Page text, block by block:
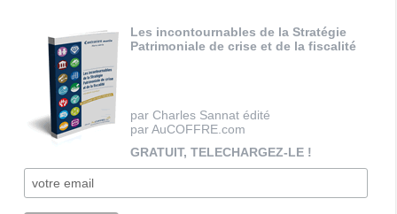
Les incontournables de la Stratégie
Patrimoniale de crise et de la fiscalité
par Charles Sannat édité
par AuCOFFRE.com
GRATUIT, TELECHARGEZ-LE !